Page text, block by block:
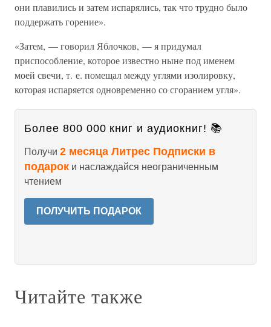
они плавились и затем испарялись, так что трудно было
поддержать горение».
«Затем, — говорил Яблочков, — я придумал
приспособление, которое известно ныне под именем
моей свечи, т. е. помещал между углями изолировку,
которая испаряется одновременно со сгоранием угля».
Более 800 000 книг и аудиокниг! 📚
Получи 2 месяца Литрес Подписки в
подарок и наслаждайся неограниченным
чтением
ПОЛУЧИТЬ ПОДАРОК
Читайте также